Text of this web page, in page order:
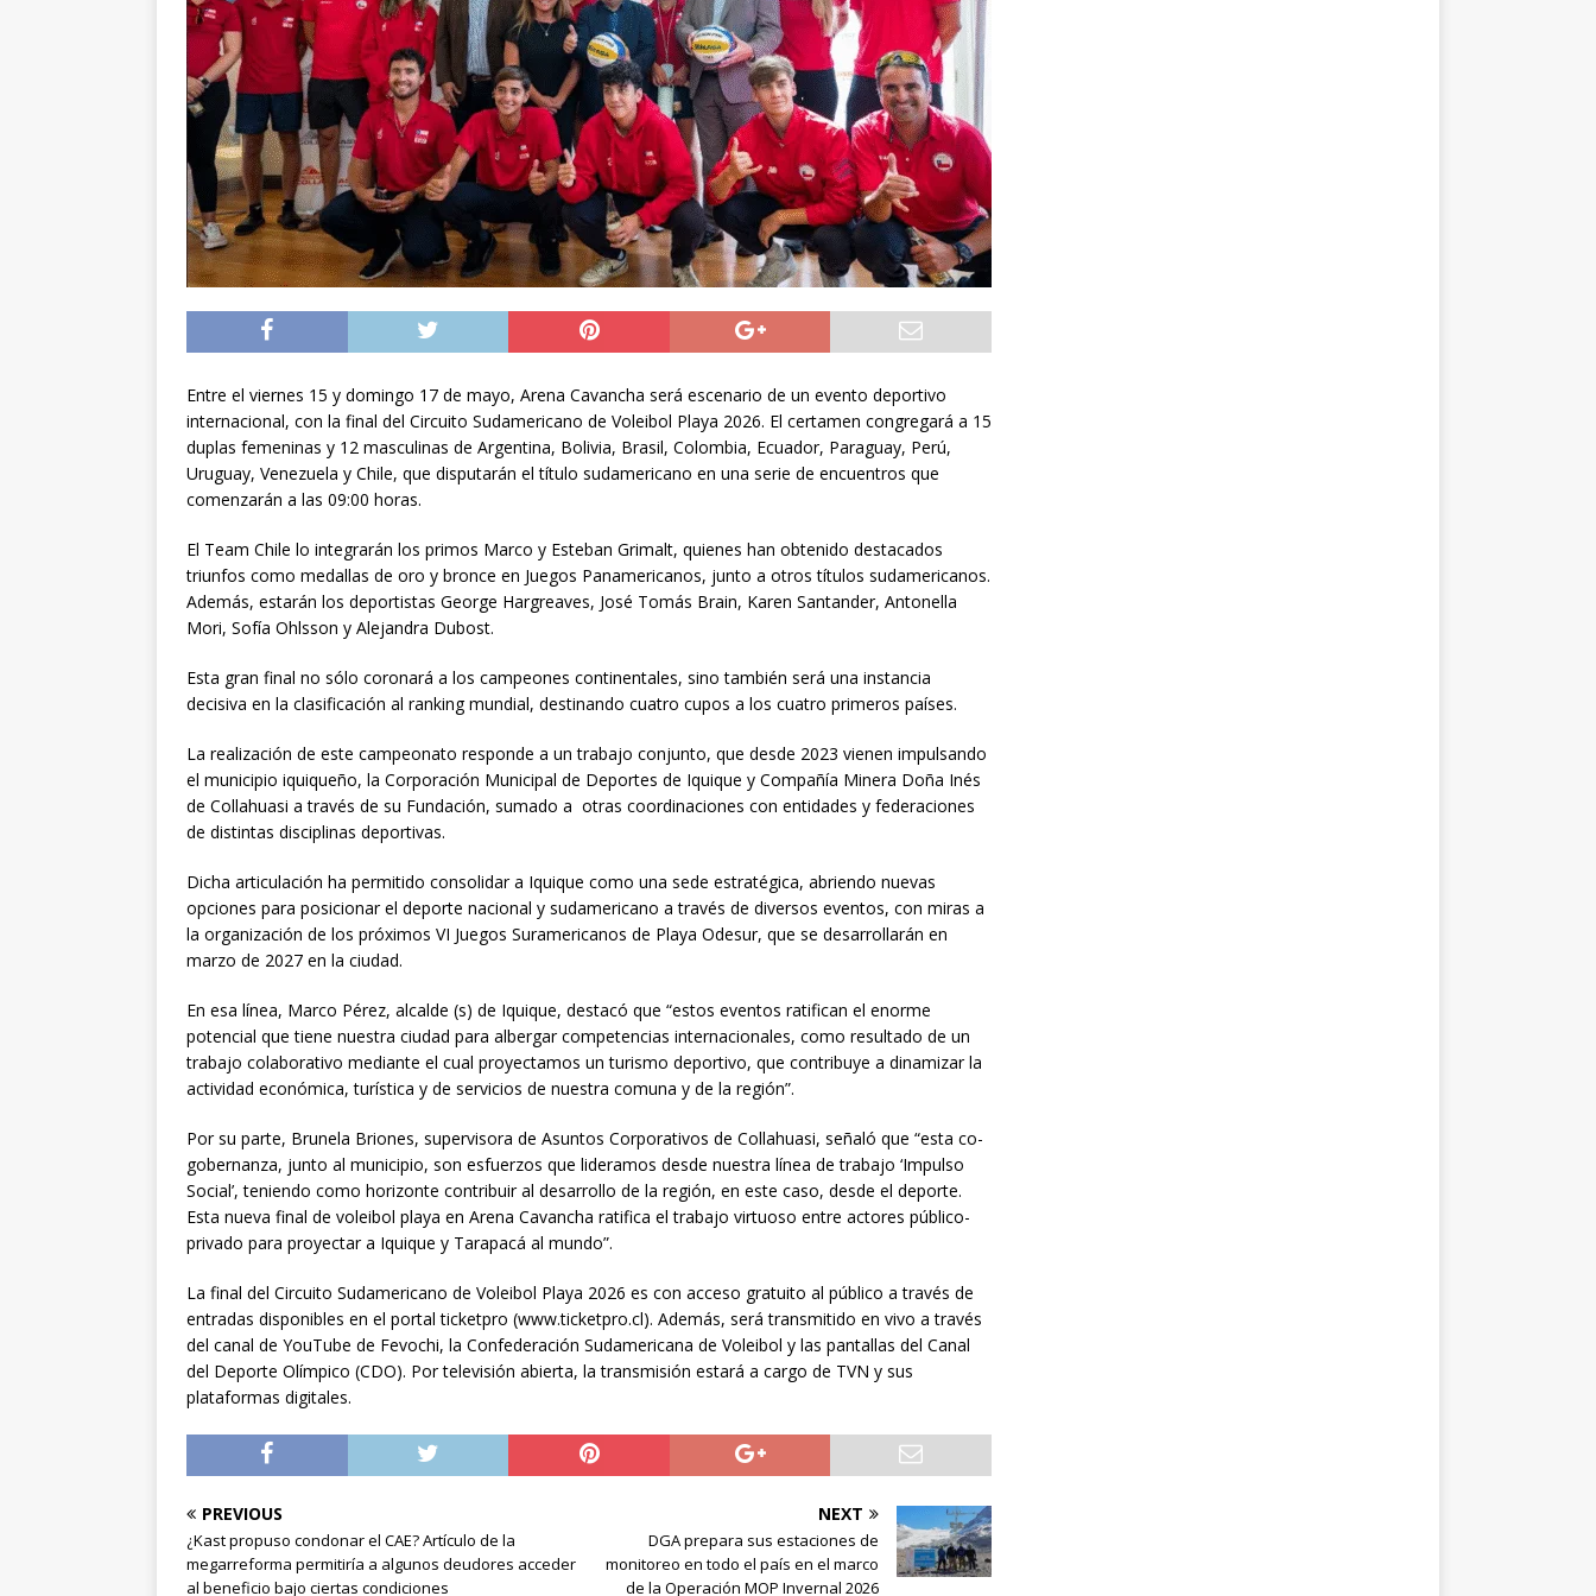
[ 07/08/2026 ] Chile y Venezuela reactivan oficialmente sus relaciones consulares tras
intercambio diplomático
NACIONAL
[ 07/08/2026 ] Qué se sabe del grave accidente vehicular que sufrió Nelson Tapia:
conducía en estado de ebriedad
DEPORTES
[ 08/08/2026 ] Alerta preventiva para la Región de Tarapacá IQUIQUE
Entre el viernes 15 y domingo 17 de mayo, Arena Cavancha será escenario de un evento deportivo
internacional, con la final del Circuito Sudamericano de Voleibol Playa 2026. El certamen congregará a 15
duplas femeninas y 12 masculinas de Argentina, Bolivia, Brasil, Colombia, Ecuador, Paraguay, Perú,
Uruguay, Venezuela y Chile, que disputarán el título sudamericano en una serie de encuentros que
comenzarán a las 09:00 horas.
El Team Chile lo integrarán los primos Marco y Esteban Grimalt, quienes han obtenido destacados
triunfos como medallas de oro y bronce en Juegos Panamericanos, junto a otros títulos sudamericanos.
Además, estarán los deportistas George Hargreaves, José Tomás Brain, Karen Santander, Antonella
Mori, Sofía Ohlsson y Alejandra Dubost.
Esta gran final no sólo coronará a los campeones continentales, sino también será una instancia
decisiva en la clasificación al ranking mundial, destinando cuatro cupos a los cuatro primeros países.
La realización de este campeonato responde a un trabajo conjunto, que desde 2023 vienen impulsando
el municipio iquiqueño, la Corporación Municipal de Deportes de Iquique y Compañía Minera Doña Inés
de Collahuasi a través de su Fundación, sumado a otras coordinaciones con entidades y federaciones
de distintas disciplinas deportivas.
Dicha articulación ha permitido consolidar a Iquique como una sede estratégica, abriendo nuevas
opciones para posicionar el deporte nacional y sudamericano a través de diversos eventos, con miras a
la organización de los próximos VI Juegos Suramericanos de Playa Odesur, que se desarrollarán en
marzo de 2027 en la ciudad.
En esa línea, Marco Pérez, alcalde (s) de Iquique, destacó que “estos eventos ratifican el enorme
potencial que tiene nuestra ciudad para albergar competencias internacionales, como resultado de un
trabajo colaborativo mediante el cual proyectamos un turismo deportivo, que contribuye a dinamizar la
actividad económica, turística y de servicios de nuestra comuna y de la región”.
Por su parte, Brunela Briones, supervisora de Asuntos Corporativos de Collahuasi, señaló que “esta co-
gobernanza, junto al municipio, son esfuerzos que lideramos desde nuestra línea de trabajo ‘Impulso
Social’, teniendo como horizonte contribuir al desarrollo de la región, en este caso, desde el deporte.
Esta nueva final de voleibol playa en Arena Cavancha ratifica el trabajo virtuoso entre actores público-
privado para proyectar a Iquique y Tarapacá al mundo”.
La final del Circuito Sudamericano de Voleibol Playa 2026 es con acceso gratuito al público a través de
entradas disponibles en el portal ticketpro (www.ticketpro.cl). Además, será transmitido en vivo a través
del canal de YouTube de Fevochi, la Confederación Sudamericana de Voleibol y las pantallas del Canal
del Deporte Olímpico (CDO). Por televisión abierta, la transmisión estará a cargo de TVN y sus
plataformas digitales.
PREVIOUS
¿Kast propuso condonar el CAE? Artículo de la
megarreforma permitiría a algunos deudores acceder
al beneficio bajo ciertas condiciones
NEXT
DGA prepara sus estaciones de
monitoreo en todo el país en el marco
de la Operación MOP Invernal 2026